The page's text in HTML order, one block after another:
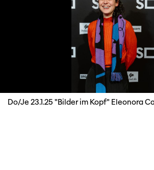
Do/Je 23.1.25 "Bilder im Kopf" Eleonora